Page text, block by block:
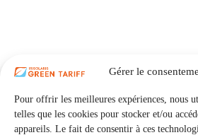
Gérer le
Pour offrir les meilleures expériences, nous
telles que les cookies pour stocker et/ou
appareils. Le fait de consentir à ces